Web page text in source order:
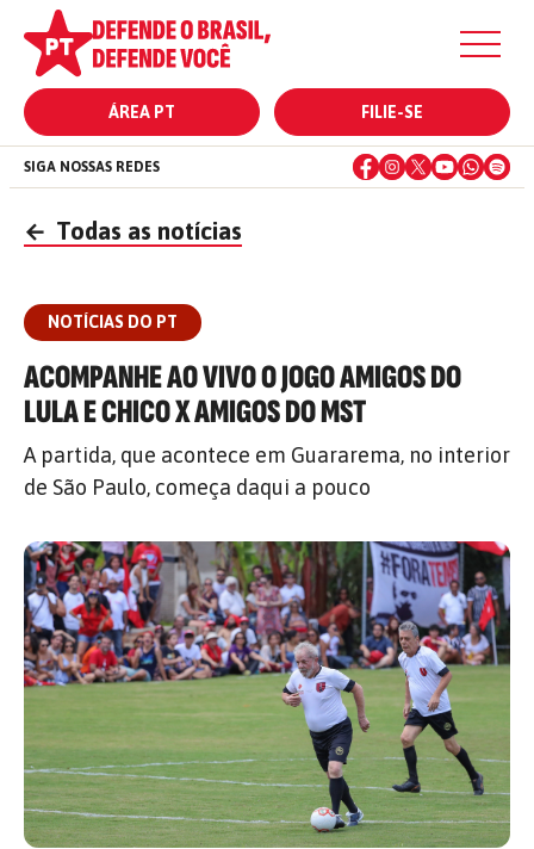
ÁREA PT FILIE-SE
SIGA NOSSAS REDES
← Todas as notícias
NOTÍCIAS DO PT
ACOMPANHE AO VIVO O JOGO AMIGOS DO
LULA E CHICO X AMIGOS DO MST
A partida, que acontece em Guararema, no interior
de São Paulo, começa daqui a pouco